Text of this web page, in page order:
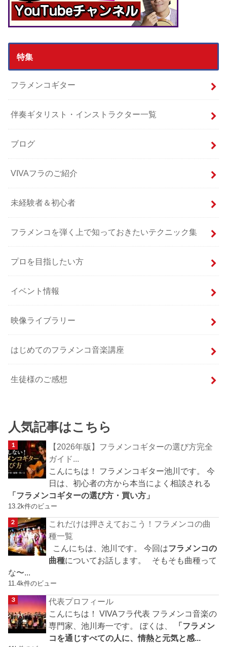
特集
フラメンコギター
伴奏ギタリスト・インストラクター一覧
ブログ
VIVAフラのご紹介
未経験者＆初心者
フラメンコを弾く上で知っておきたいテクニック集
プロを目指したい方
イベント情報
映像ライブラリー
はじめてのフラメンコ音楽講座
生徒様のご感想
人気記事はこちら
【2026年版】フラメンコギターの選び方完全
ガイド...
こんにちは！ フラメンコギター池川です。 今
日は、初心者の方から本当によく相談される
「フラメンコギターの選び方・買い方」
13.2k件のビュー
これだけは押さえておこう！フラメンコの曲
種一覧
こんにちは、池川です。 今回はフラメンコの
曲種についてお話します。 そもそも曲種って
な〜...
11.4k件のビュー
代表プロフィール
こんにちは！ VIVAフラ代表 フラメンコ音楽の
専門家、池川寿一です。 ぼくは、
「フラメン
コを通じすべての人に、情熱と元気と感...